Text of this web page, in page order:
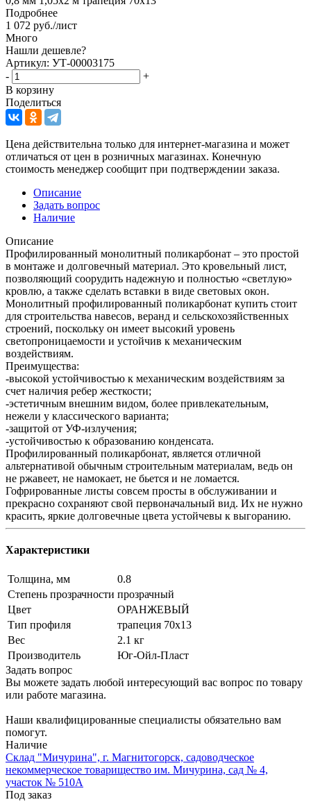
Подробнее
1 072 руб./лист
Много
Нашли дешевле?
Артикул: УТ-00003175
-
+
В корзину
Поделиться
Цена действительна только для интернет-магазина и может
отличаться от цен в розничных магазинах. Конечную
стоимость менеджер сообщит при подтверждении заказа.
Описание
Задать вопрос
Наличие
Описание
Профилированный монолитный поликарбонат – это простой
в монтаже и долговечный материал. Это кровельный лист,
позволяющий соорудить надежную и полностью «светлую»
кровлю, а также сделать вставки в виде световых окон.
Монолитный профилированный поликарбонат купить стоит
для строительства навесов, веранд и сельскохозяйственных
строений, поскольку он имеет высокий уровень
светопроницаемости и устойчив к механическим
воздействиям.
Преимущества:
-высокой устойчивостью к механическим воздействиям за
счет наличия ребер жесткости;
-эстетичным внешним видом, более привлекательным,
нежели у классического варианта;
-защитой от УФ-излучения;
-устойчивостью к образованию конденсата.
Профилированный поликарбонат, является отличной
альтернативой обычным строительным материалам, ведь он
не ржавеет, не намокает, не бьется и не ломается.
Гофрированные листы совсем просты в обслуживании и
прекрасно сохраняют свой первоначальный вид. Их не нужно
красить, яркие долговечные цвета устойчевы к выгоранию.
Характеристики
Толщина, мм
0.8
Степень прозрачности прозрачный
Цвет
ОРАНЖЕВЫЙ
Тип профиля
трапеция 70х13
Вес
2.1 кг
Производитель
Юг-Ойл-Пласт
Задать вопрос
Вы можете задать любой интересующий вас вопрос по товару
или работе магазина.
Наши квалифицированные специалисты обязательно вам
помогут.
Наличие
Склад "Мичурина", г. Магнитогорск, садоводческое
некоммерческое товарищество им. Мичурина, сад № 4,
участок № 510А
Под заказ